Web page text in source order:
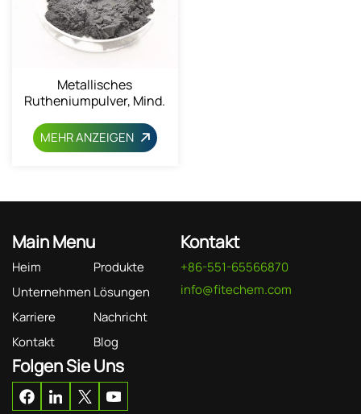
Metallisches
Rutheniumpulver, Mind.
MEHR ANZEIGEN
Main Menu
Heim
Produkte
Unternehmen Lösungen
Karriere
Nachricht
Kontakt
Blog
Kontakt
+86-551-65566870
info@fitechem.com
Folgen Sie Uns